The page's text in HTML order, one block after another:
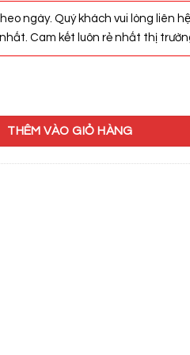
ngày. Quý khách vui lòng liên
Cam kết luôn rẻ nhất thị
THÊM VÀO GIỎ HÀNG